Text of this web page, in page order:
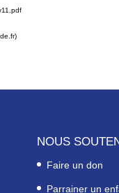
NOUS
Faire un don
Parrainer un